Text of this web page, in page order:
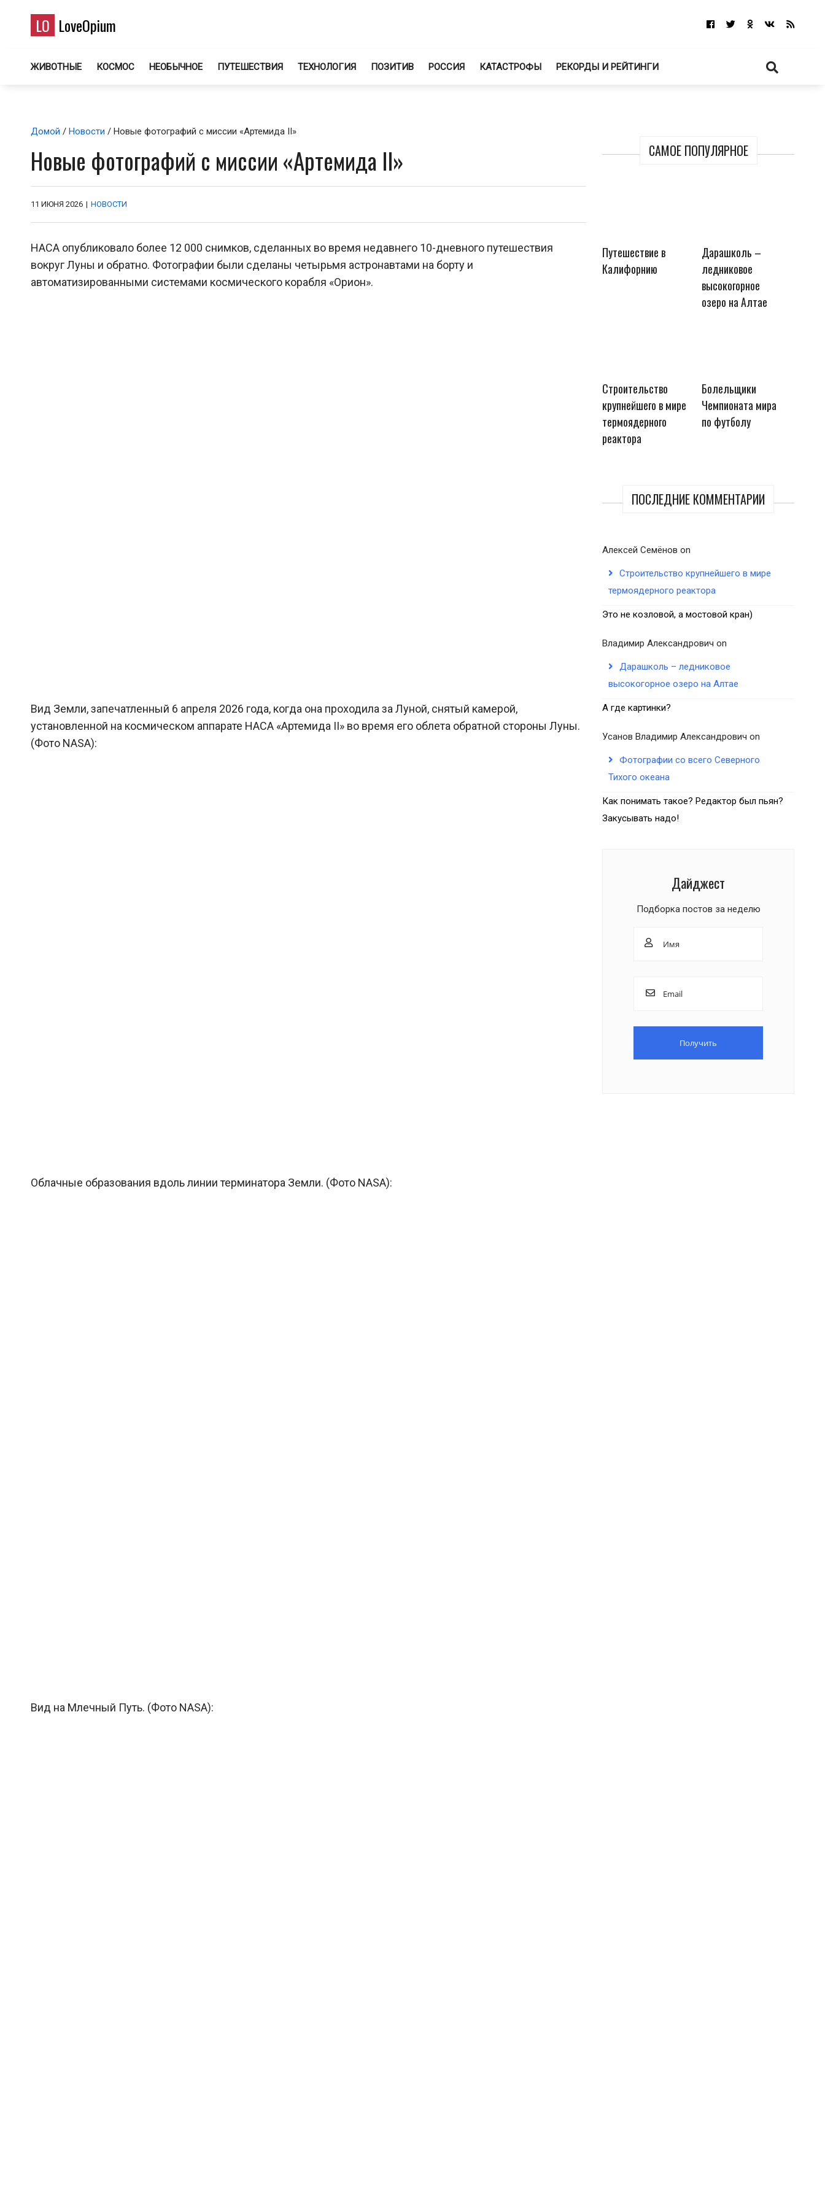
LO LoveOpium
ЖИВОТНЫЕ КОСМОС НЕОБЫЧНОЕ ПУТЕШЕСТВИЯ ТЕХНОЛОГИЯ ПОЗИТИВ РОССИЯ КАТАСТРОФЫ РЕКОРДЫ И РЕЙТИНГИ
САМОЕ ПОПУЛЯРНОЕ
Путешествие в
Калифорнию
Дарашколь –
ледниковое
высокогорное
озеро на Алтае
Строительство
крупнейшего в мире
термоядерного
реактора
Болельщики
Чемпионата мира
по футболу
ПОСЛЕДНИЕ КОММЕНТАРИИ
Алексей Семёнов on
Строительство крупнейшего в мире
термоядерного реактора
Это не козловой, а мостовой кран)
Владимир Александрович on
Дарашколь – ледниковое
высокогорное озеро на Алтае
А где картинки?
Усанов Владимир Александрович on
Фотографии со всего Северного
Тихого океана
Как понимать такое? Редактор был пьян?
Закусывать надо!
Дайджест
Подборка постов за неделю
Домой / Новости / Новые фотографий с миссии «Артемида II»
Новые фотографий с миссии «Артемида II»
11 ИЮНЯ 2026 | НОВОСТИ
НАСА опубликовало более 12 000 снимков, сделанных во время недавнего 10-дневного путешествия
вокруг Луны и обратно. Фотографии были сделаны четырьмя астронавтами на борту и
автоматизированными системами космического корабля «Орион».
Вид Земли, запечатленный 6 апреля 2026 года, когда она проходила за Луной, снятый камерой,
установленной на космическом аппарате НАСА «Артемида II» во время его облета обратной стороны Луны.
(Фото NASA):
Облачные образования вдоль линии терминатора Земли. (Фото NASA):
Вид на Млечный Путь. (Фото NASA):